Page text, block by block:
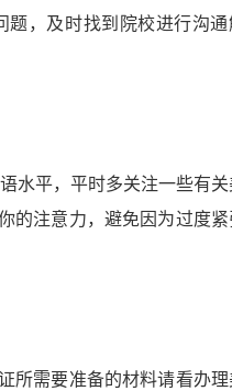
题，及时找到院校进行沟通
水平，平时多关注一些有
的注意力，避免因为过度
所需要准备的材料请看办